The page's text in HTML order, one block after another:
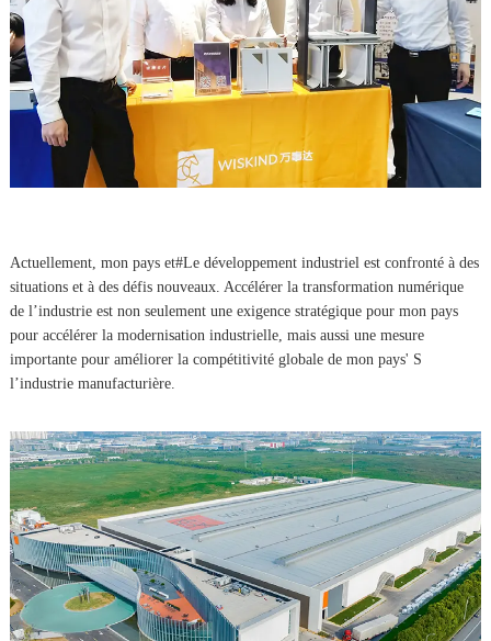
Actuellement, mon pays et#Le développement industriel est confronté à des
situations et à des défis nouveaux. Accélérer la transformation numérique
de l’industrie est non seulement une exigence stratégique pour mon pays
pour accélérer la modernisation industrielle, mais aussi une mesure
importante pour améliorer la compétitivité globale de mon pays' S
l’industrie manufacturière.